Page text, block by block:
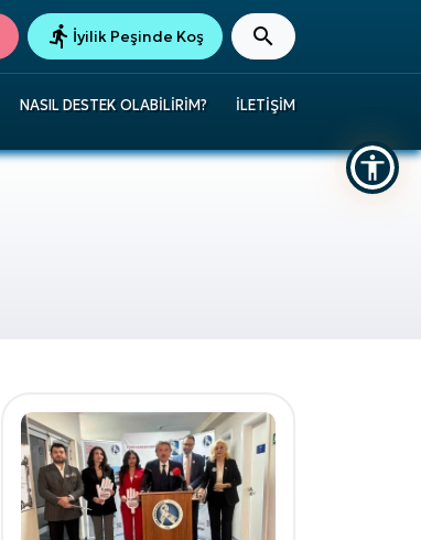
İyilik Peşinde Koş
NASIL DESTEK OLABILIRIM? İLETIŞIM